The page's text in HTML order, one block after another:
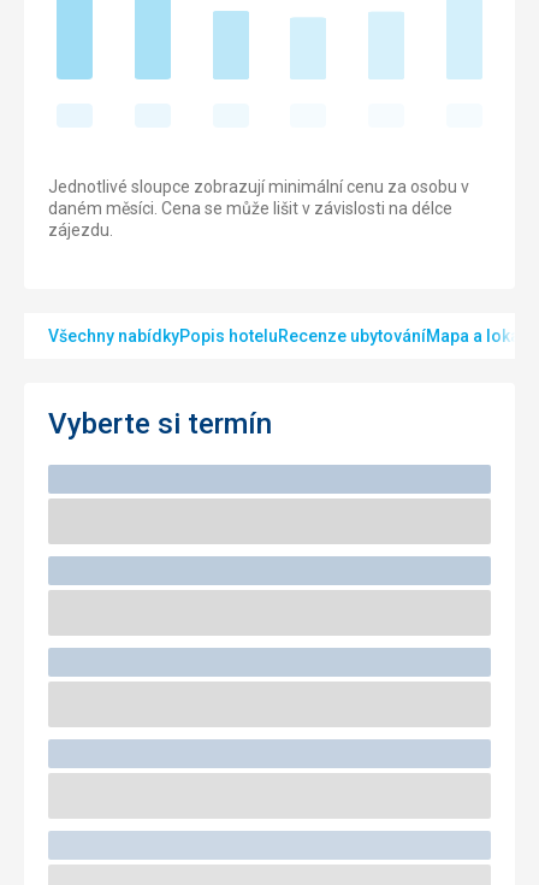
Jednotlivé sloupce zobrazují minimální cenu za osobu v
daném měsíci. Cena se může lišit v závislosti na délce
zájezdu.
Všechny nabídkyPopis hoteluRecenze ubytováníMapa a
Vyberte si termín